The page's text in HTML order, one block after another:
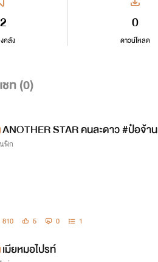
คลัง
0
ดาวน์โหลด
ท (0)
ANOTHER STAR คนละดาว #ป๋อจ้าน
ฟิก
810 5 0 1
เมียหมอไปรท์